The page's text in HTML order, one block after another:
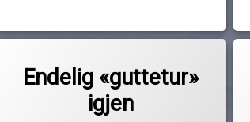
Endelig «guttetur»
igjen
guttetur
Pequod